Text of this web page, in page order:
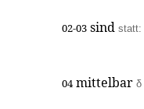
02-03 sind statt:
04 mittelbar δ